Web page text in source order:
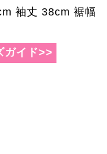
袖丈 38cm 裾幅
ガイド>>